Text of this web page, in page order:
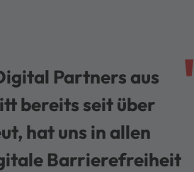
Partners aus
bereits seit über
hat uns in allen
Barrierefreiheit